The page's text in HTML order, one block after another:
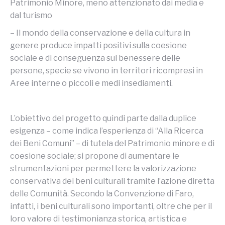
Patrimonio Minore, meno attenzionato dai media e
dal turismo
– Il mondo della conservazione e della cultura in
genere produce impatti positivi sulla coesione
sociale e di conseguenza sul benessere delle
persone, specie se vivono in territori ricompresi in
Aree interne o piccoli e medi insediamenti.
L’obiettivo del progetto quindi parte dalla duplice
esigenza – come indica l’esperienza di “Alla Ricerca
dei Beni Comuni” – di tutela del Patrimonio minore e di
coesione sociale; si propone di aumentare le
strumentazioni per permettere la valorizzazione
conservativa dei beni culturali tramite l’azione diretta
delle Comunità. Secondo la Convenzione di Faro,
infatti, i beni culturali sono importanti, oltre che per il
loro valore di testimonianza storica, artistica e